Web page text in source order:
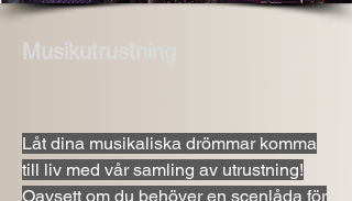
Musikutrustning
Låt dina musikaliska drömmar komma
till liv med vår samling av utrustning!
Oavsett om du behöver en scenlåda för